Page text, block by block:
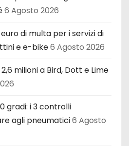
6 Agosto 2026
di multa per i servizi di
e e-bike6 Agosto 2026
milioni a Bird, Dott e Lime
gradi: i 3 controlli
agli pneumatici6 Agosto